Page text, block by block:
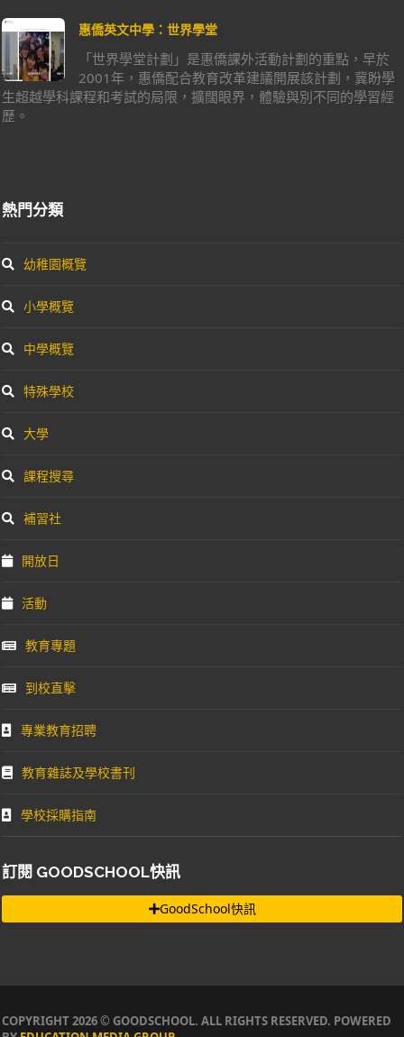
惠僑英文中學：世界學堂
「世界學堂計劃」是惠僑課外活動計劃的重點，早於
2001年，惠僑配合教育改革建議開展該計劃，冀盼學
生超越學科課程和考試的局限，擴闊眼界，體驗與別不同的學習經
歷。
熱門分類
幼稚園概覽
小學概覽
中學概覽
特殊學校
大學
課程搜尋
補習社
開放日
活動
教育專題
到校直擊
專業教育招聘
教育雜誌及學校書刊
學校採購指南
訂閱 GOODSCHOOL快訊
GoodSchool快訊
COPYRIGHT 2026 © GOODSCHOOL. ALL RIGHTS RESERVED. POWERED